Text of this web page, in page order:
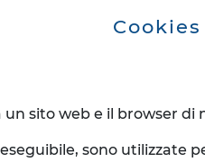
sito web e il browser
sono